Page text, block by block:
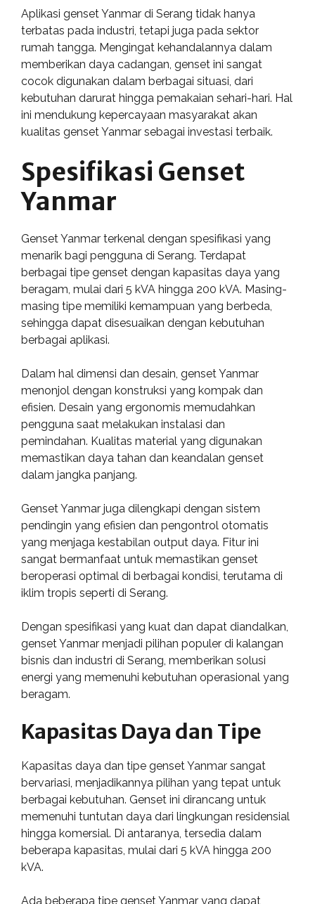
Aplikasi genset Yanmar di Serang tidak hanya
terbatas pada industri, tetapi juga pada sektor
rumah tangga. Mengingat kehandalannya dalam
memberikan daya cadangan, genset ini sangat
cocok digunakan dalam berbagai situasi, dari
kebutuhan darurat hingga pemakaian sehari-hari. Hal
ini mendukung kepercayaan masyarakat akan
kualitas genset Yanmar sebagai investasi terbaik.
Spesifikasi Genset
Yanmar
Genset Yanmar terkenal dengan spesifikasi yang
menarik bagi pengguna di Serang. Terdapat
berbagai tipe genset dengan kapasitas daya yang
beragam, mulai dari 5 kVA hingga 200 kVA. Masing-
masing tipe memiliki kemampuan yang berbeda,
sehingga dapat disesuaikan dengan kebutuhan
berbagai aplikasi.
Dalam hal dimensi dan desain, genset Yanmar
menonjol dengan konstruksi yang kompak dan
efisien. Desain yang ergonomis memudahkan
pengguna saat melakukan instalasi dan
pemindahan. Kualitas material yang digunakan
memastikan daya tahan dan keandalan genset
dalam jangka panjang.
Genset Yanmar juga dilengkapi dengan sistem
pendingin yang efisien dan pengontrol otomatis
yang menjaga kestabilan output daya. Fitur ini
sangat bermanfaat untuk memastikan genset
beroperasi optimal di berbagai kondisi, terutama di
iklim tropis seperti di Serang.
Dengan spesifikasi yang kuat dan dapat diandalkan,
genset Yanmar menjadi pilihan populer di kalangan
bisnis dan industri di Serang, memberikan solusi
energi yang memenuhi kebutuhan operasional yang
beragam.
Kapasitas Daya dan Tipe
Kapasitas daya dan tipe genset Yanmar sangat
bervariasi, menjadikannya pilihan yang tepat untuk
berbagai kebutuhan. Genset ini dirancang untuk
memenuhi tuntutan daya dari lingkungan residensial
hingga komersial. Di antaranya, tersedia dalam
beberapa kapasitas, mulai dari 5 kVA hingga 200
kVA.
Ada beberapa tipe genset Yanmar yang dapat